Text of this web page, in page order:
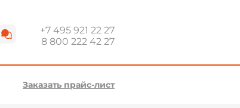
+7 495 921 22 27
8 800 222 42 27
Заказать прайс-лист